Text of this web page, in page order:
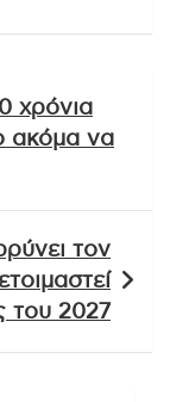
χρόνια
ακόμα να
τον
του 2027